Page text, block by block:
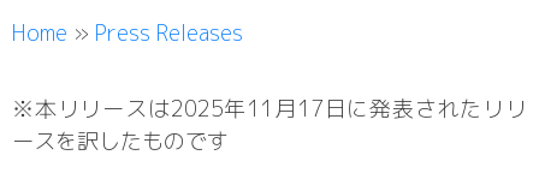
Home » Press Releases
※本リリースは2025年11月17日に発表されたリリ
ースを訳したものです